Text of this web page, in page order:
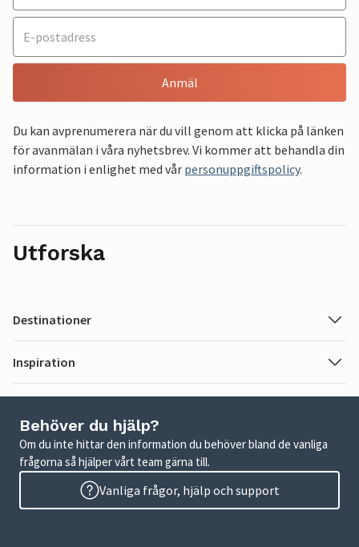
Anmäl
Du kan avprenumerera när du vill genom att klicka på länken
för avanmälan i våra nyhetsbrev. Vi kommer att behandla din
information i enlighet med vår personuppgiftspolicy.
Utforska
Destinationer
Inspiration
Behöver du hjälp?
Om du inte hittar den information du behöver bland de vanliga
frågorna så hjälper vårt team gärna till.
Vanliga frågor, hjälp och support